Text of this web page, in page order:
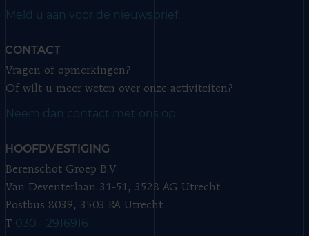
Meld u aan voor de nieuwsbrief.
CONTACT
Vragen of opmerkingen?
Of wilt u meer weten over onze activiteiten?
Neem dan contact met ons op.
HOOFDVESTIGING
Berenschot Groep B.V.
Van Deventerlaan 31-51, 3528 AG Utrecht
Postbus 8039, 3503 RA Utrecht
T 030 - 2916916